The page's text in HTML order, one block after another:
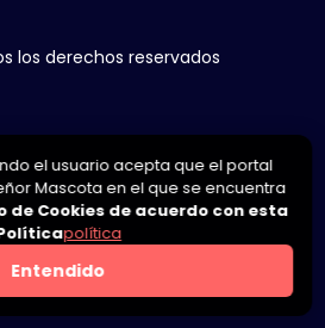
los derechos reservados
el usuario acepta que el portal
Mascota en el que se encuentra
de Cookies de acuerdo con esta
política
Entendido